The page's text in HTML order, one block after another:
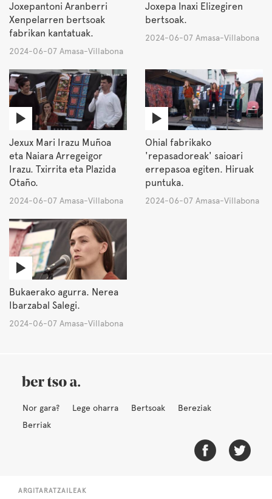
Joxepantoni Aranberri
Xenpelarren bertsoak
fabrikan kantatuak.
2024-06-07 Amasa-Villabona
Joxepa Inaxi Elizegiren
bertsoak.
2024-06-07 Amasa-Villabona
Jexux Mari Irazu Muñoa
eta Naiara Arregeigor
Irazu. Txirrita eta Plazida
Otaño.
2024-06-07 Amasa-Villabona
Ohial fabrikako
'repasadoreak' saioari
errepasoa egiten. Hiruak
puntuka.
2024-06-07 Amasa-Villabona
Bukaerako agurra. Nerea
Ibarzabal Salegi.
2024-06-07 Amasa-Villabona
Nor gara? Lege oharra Bertsoak
Bereziak
Berriak
ARGITARATZAILEAK